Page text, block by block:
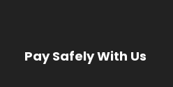
Pay Safely With Us